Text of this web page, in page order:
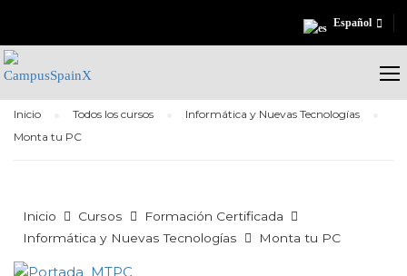
Español
Inicio Todos los cursos
Informática y Nuevas Tecnologías
Monta tu PC
Inicio Cursos
Formación Certificada
Informática y Nuevas Tecnologías
Monta tu PC